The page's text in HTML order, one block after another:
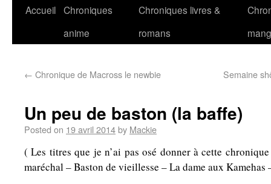
Accueil Chroniques
anime
Chroniques livres &
romans
← Chronique de Macross le newbie Semaine
Un peu de baston (la baffe)
Posted on 19 avril 2014by Mackie
( Les titres que je n’ai pas osé donner à cette
maréchal – Baston de vieillesse – La dame aux